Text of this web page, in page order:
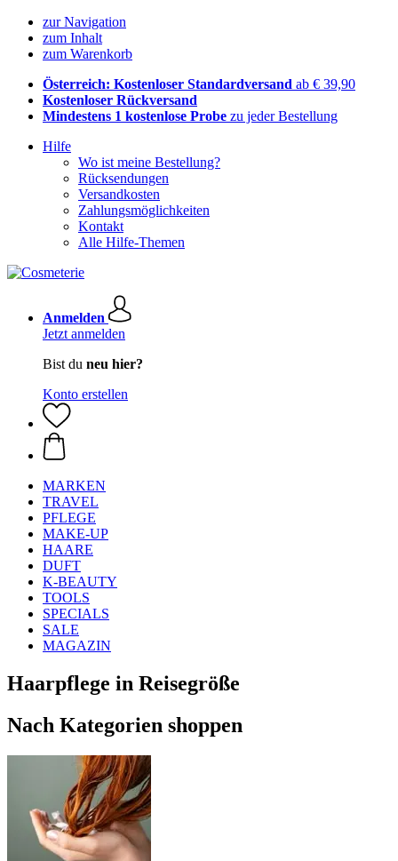
zur Navigation
zum Inhalt
zum Warenkorb
Österreich: Kostenloser Standardversand ab € 39,90
Kostenloser Rückversand
Mindestens 1 kostenlose Probe zu jeder Bestellung
Hilfe
Wo ist meine Bestellung?
Rücksendungen
Versandkosten
Zahlungsmöglichkeiten
Kontakt
Alle Hilfe-Themen
Anmelden
Jetzt anmelden
Bist du neu hier?
Konto erstellen
MARKEN
TRAVEL
PFLEGE
MAKE-UP
HAARE
DUFT
K-BEAUTY
TOOLS
SPECIALS
SALE
MAGAZIN
Haarpflege in Reisegröße
Nach Kategorien shoppen